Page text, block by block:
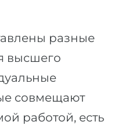
разные
высшего
совмещают
работой, есть